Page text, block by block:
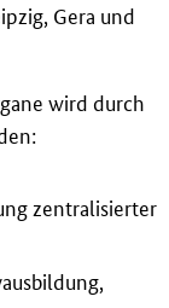
Gera und
wird durch
zentralisierter